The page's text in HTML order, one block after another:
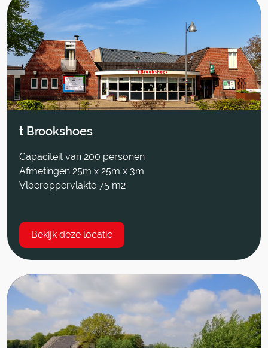
t Brookshoes
Capaciteit van 200 personen
Afmetingen 25m x 25m x 3m
Vloeroppervlakte 75 m2
Bekijk deze locatie